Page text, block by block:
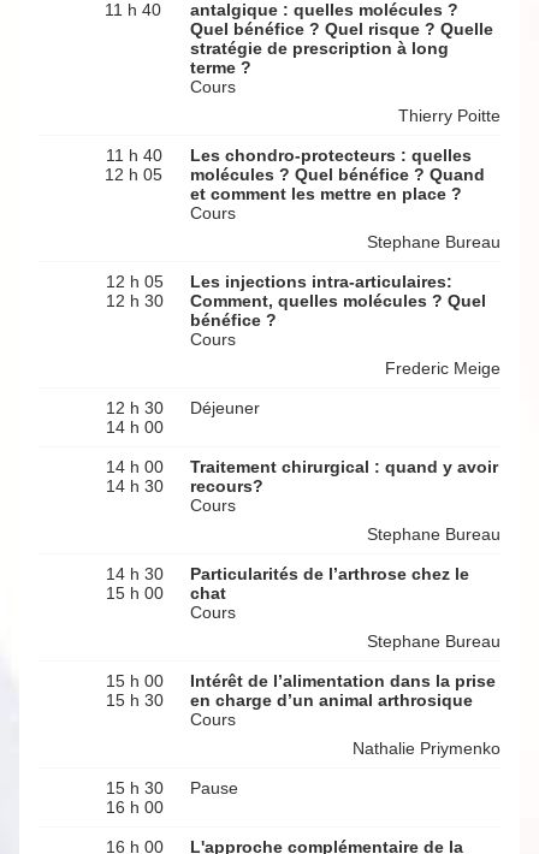
11 h 40
antalgique : quelles molécules ?
Quel bénéfice ? Quel risque ? Quelle
stratégie de prescription à long
terme ?
Cours
Thierry Poitte
11 h 40
12 h 05
Les chondro-protecteurs : quelles
molécules ? Quel bénéfice ? Quand
et comment les mettre en place ?
Cours
Stephane Bureau
12 h 05
12 h 30
Les injections intra-articulaires:
Comment, quelles molécules ? Quel
bénéfice ?
Cours
Frederic Meige
12 h 30
14 h 00
Déjeuner
14 h 00
14 h 30
Traitement chirurgical : quand y avoir
recours?
Cours
Stephane Bureau
14 h 30
15 h 00
Particularités de l’arthrose chez le
chat
Cours
Stephane Bureau
15 h 00
15 h 30
Intérêt de l’alimentation dans la prise
en charge d’un animal arthrosique
Cours
Nathalie Priymenko
15 h 30
16 h 00
Pause
16 h 00
L'approche complémentaire de la